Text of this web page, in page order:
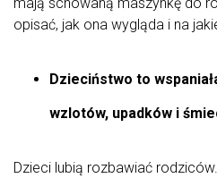
opisać, jak ona wygląda i na
Dzieciństwo to
wzlotów, upadków i
Dzieci lubią rozbawiać